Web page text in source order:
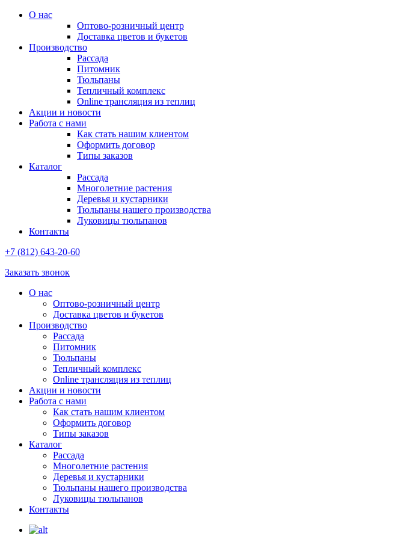
О нас
Оптово-розничный центр
Доставка цветов и букетов
Производство
Рассада
Питомник
Тюльпаны
Тепличный комплекс
Online трансляция из теплиц
Акции и новости
Работа с нами
Как стать нашим клиентом
Оформить договор
Типы заказов
Каталог
Рассада
Многолетние растения
Деревья и кустарники
Тюльпаны нашего производства
Луковицы тюльпанов
Контакты
+7 (812) 643-20-60
Заказать звонок
О нас
Оптово-розничный центр
Доставка цветов и букетов
Производство
Рассада
Питомник
Тюльпаны
Тепличный комплекс
Online трансляция из теплиц
Акции и новости
Работа с нами
Как стать нашим клиентом
Оформить договор
Типы заказов
Каталог
Рассада
Многолетние растения
Деревья и кустарники
Тюльпаны нашего производства
Луковицы тюльпанов
Контакты